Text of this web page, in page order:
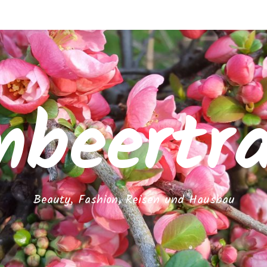
Beauty, Fashion, Reisen und Hausbau